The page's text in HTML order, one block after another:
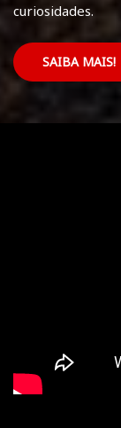
curiosidades.
SAIBA MAIS!